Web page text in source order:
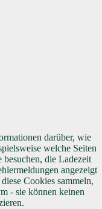
darüber, wie
welche Seiten
die Ladezeit
angezeigt
Cookies sammeln,
- sie können keinen